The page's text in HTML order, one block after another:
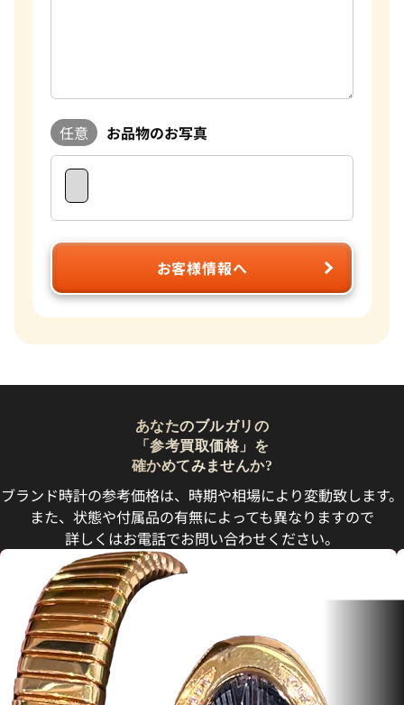
任意 お品物のお写真
お客様情報へ
あなたのブルガリの
「参考買取価格」を
確かめてみませんか?
ブランド時計の参考価格は、時期や相場により変動致します。
また、状態や付属品の有無によっても異なりますので
詳しくはお電話でお問い合わせください。